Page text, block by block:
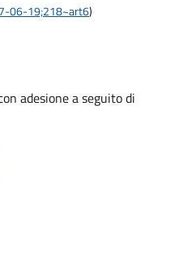
06-19;218~art6)
adesione a seguito di